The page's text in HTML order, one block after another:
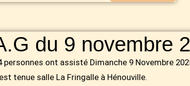
du 9 novembre
personnes ont assisté Dimanche 9 Novembre
tenue salle La Fringalle à Hénouville.